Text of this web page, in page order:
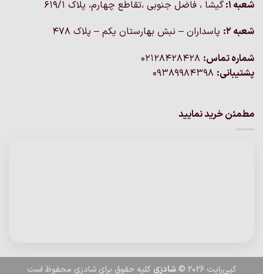
شعبه 1:
گيشا ، فاضل جنوبی ،تقاطع چهارم، پلاک 619/1
شعبه 2:
پاسداران – نبش بهارستان یکم – پلاک ۴۷۸
شماره تماس:
پشتیبانی:
مطمئن خرید نمایید
کپی‌رایت 2026 © شادزی کلیه حقوق برای شادزی محفوظ است